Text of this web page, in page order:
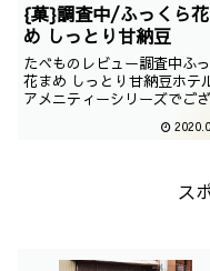
{菓}調査中/ふっくら
め しっとり甘納豆
たべものレビュー調査中ふ
花まめ しっとり甘納豆ホテ
アメニティーシリーズでご
ス